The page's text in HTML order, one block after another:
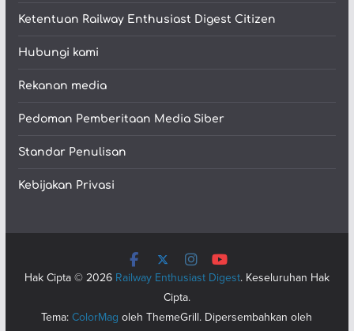
Ketentuan Railway Enthusiast Digest Citizen
Hubungi kami
Rekanan media
Pedoman Pemberitaan Media Siber
Standar Penulisan
Kebijakan Privasi
Hak Cipta © 2026 Railway Enthusiast Digest. Keseluruhan Hak
Cipta.
Tema:ColorMag oleh ThemeGrill. Dipersembahkan oleh